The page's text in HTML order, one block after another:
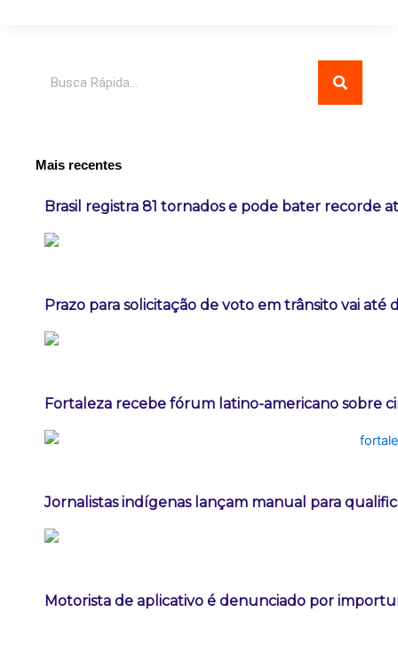
Mais recentes
Brasil registra 81 tornados e pode bater recorde
Prazo para solicitação de voto em trânsito vai até
Fortaleza recebe fórum latino-americano sobre
Jornalistas indígenas lançam manual para
Motorista de aplicativo é denunciado por